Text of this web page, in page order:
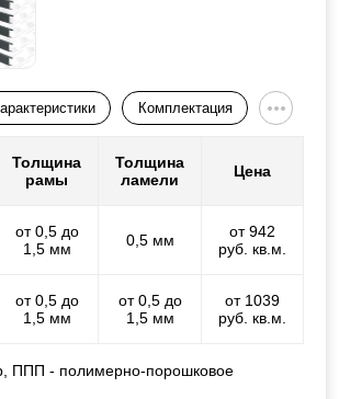
Комплектация
Толщина
рамы
Толщина
ламели
Цена
от 0,5 до
1,5 мм
0,5 мм
от 942
руб. кв.м.
от 0,5 до
1,5 мм
от 0,5 до
1,5 мм
от 1039
руб. кв.м.
ППП - полимерно-порошковое